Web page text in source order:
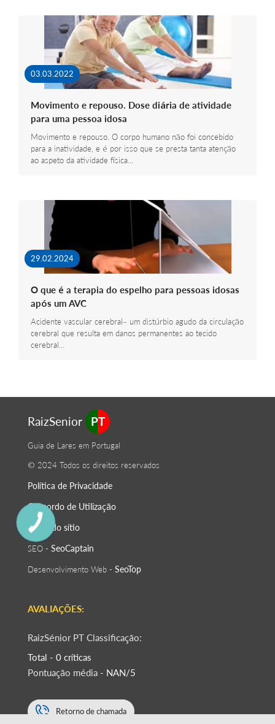
03.03.2022
Movimento e repouso. Dose diária de atividade
para uma pessoa idosa
Movimento e repouso. O corpo humano não foi concebido
para a inatividade, e é por isso que se presta tanta atenção
ao aspeto da atividade física…
29.02.2024
O que é a terapia do espelho para pessoas idosas
após um AVC
Acidente vascular cerebral– um distúrbio agudo da circulação
cerebral que resulta em danos permanentes ao tecido
cerebral…
RaizSenior PT
Guia de Lares em Portugal
© 2024 Todos os direitos reservados
Política de Privacidade
O Acordo de Utilização
Mapa do sítio
SEO - SeoСaptain
Desenvolvimento Web - SeoTop
AVALIAÇÕES:
RaizSénior PT Classificação:
Total - 0 críticas
Pontuação média - NAN/5
Retorno de chamada